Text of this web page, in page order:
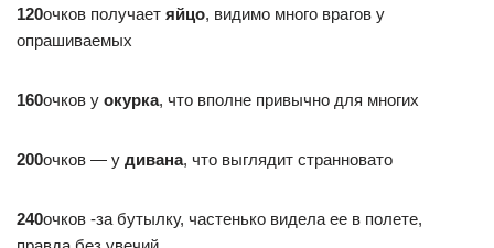
120очков получает яйцо, видимо много врагов у
опрашиваемых
160очков у окурка, что вполне привычно для многих
200очков — у дивана, что выглядит странновато
240очков -за бутылку, частенько видела ее в полете,